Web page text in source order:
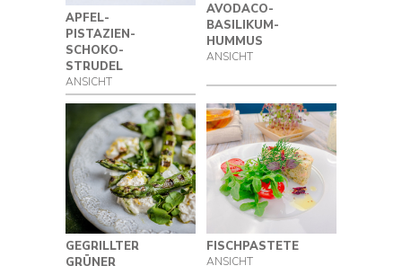
APFEL-
PISTAZIEN-
SCHOKO-
STRUDEL
ANSICHT
AVODACO-
BASILIKUM-
HUMMUS
ANSICHT
GEGRILLTER
GRÜNER
FISCHPASTETE
ANSICHT